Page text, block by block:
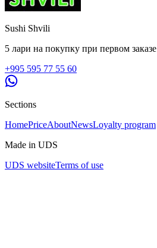
Sushi Shvili
5 лари на покупку при первом заказе
+995 595 77 55 60
Sections
HomePriceAboutNewsLoyalty program
Made in UDS
UDS websiteTerms of use